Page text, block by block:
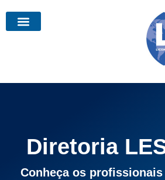
Diretoria
Conheça os